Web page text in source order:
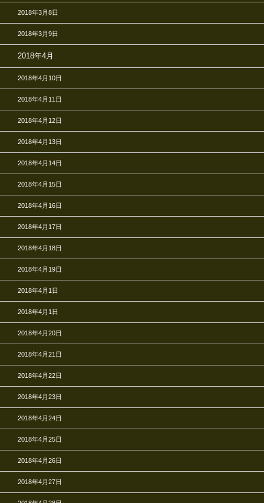
2018年3月8日
2018年3月9日
2018年4月
2018年4月10日
2018年4月11日
2018年4月12日
2018年4月13日
2018年4月14日
2018年4月15日
2018年4月16日
2018年4月17日
2018年4月18日
2018年4月19日
2018年4月1日
2018年4月1日
2018年4月20日
2018年4月21日
2018年4月22日
2018年4月23日
2018年4月24日
2018年4月25日
2018年4月26日
2018年4月27日